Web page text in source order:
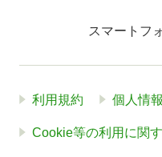
スマートフ
利用規約 個人情
Cookie等の利用に関